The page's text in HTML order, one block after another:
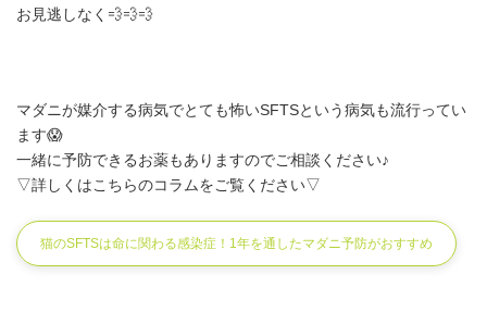
お見逃しなく💨💨💨
マダニが媒介する病気でとても怖いSFTSという病気も流行ってい
ます😱
一緒に予防できるお薬もありますのでご相談ください♪
▽詳しくはこちらのコラムをご覧ください▽
猫のSFTSは命に関わる感染症！1年を通したマダニ予防がおすすめ